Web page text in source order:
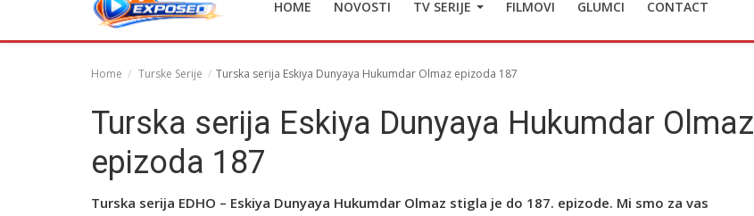
HOME NOVOSTI TV SERIJE FILMOVI GLUMCI CONTACT
English
Home Turske Serije Turska serija Eskiya Dunyaya Hukumdar Olmaz epizoda 187
Turska serija Eskiya Dunyaya Hukumdar Olmaz
epizoda 187
Turska serija EDHO – Eskiya Dunyaya Hukumdar Olmaz stigla je do 187. epizode. Mi smo za vas